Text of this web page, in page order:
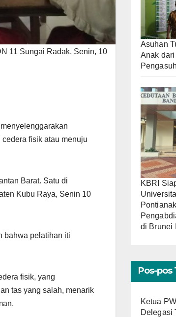
11 Sungai Radak, Senin, 10
fisik atau menuju
Barat. Satu di
Kubu Raya, Senin 10
bahwa pelatihan iti
fisik, yang
tas yang salah, menarik
Asuhan
Anak
KBRI
di Brunei
Pos-pos
Ketua
Delegasi